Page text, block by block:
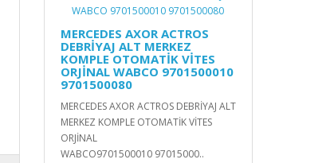
MERCEDES AXOR ACTROS
DEBRİYAJ ALT MERKEZ
KOMPLE OTOMATİK VİTES
ORJİNAL WABCO 9701500010
9701500080
MERCEDES AXOR ACTROS DEBRİYAJ ALT
MERKEZ KOMPLE OTOMATİK VİTES
ORJİNAL
WABCO9701500010 97015000..